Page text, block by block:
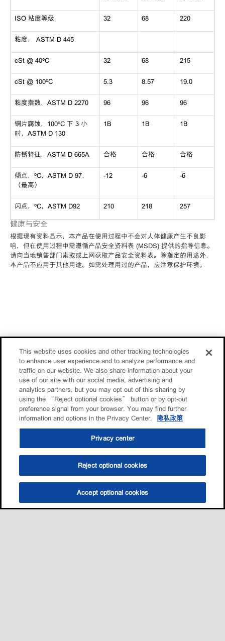
选油助手 查找门店
ISO 粘度等级 32 68 220
粘度， ASTM D 445
cSt @ 40ºC 32 68 215
cSt @ 100ºC 5.3 8.57 19.0
粘度指数，ASTM D 2270 96 96 96
铜片腐蚀，100ºC 下 3 小
时，ASTM D 130
1B 1B 1B
防锈特征，ASTM D 665A 合格 合格 合格
倾点，ºC，ASTM D 97，
（最高）
-12 -6 -6
闪点，ºC，ASTM D92 210 218 257
健康与安全
根据现有资料显示，本产品在使用过程中不会对人体健康产生不良影
响，但在使用过程中需遵循产品安全资料表 (MSDS) 提供的指导信息。
请向当地销售部门索取或上网获取产品安全资料表。除指定的用途外，
本产品不应用于其他用途。如需处理用过的产品，应注意保护环境。
This website uses cookies and other tracking technologies
to enhance user experience and to analyze performance and
traffic on our website. We also share information about your
use of our site with our social media, advertising and
analytics partners, but you may opt out of this sharing by
using the “Reject optional cookies” button or by opt-out
preference signal from your browser. You may find further
information and options in the Privacy Center.
隐私政策
Privacy center
Reject optional cookies
Accept optional cookies